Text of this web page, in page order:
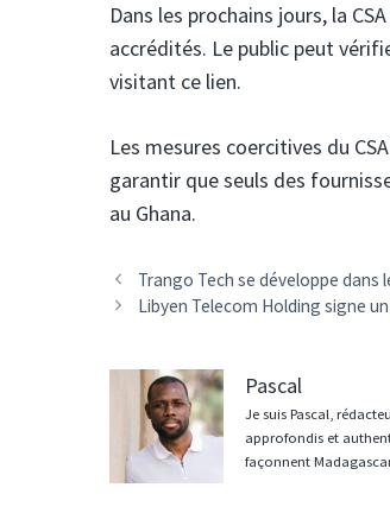
Dans les prochains jours, la
accrédités. Le public peut
visitant ce lien.
Les mesures coercitives du
garantir que seuls des
au Ghana.
Navigation
des
Trango Tech se développe
Libyen Telecom Holding signe
Pascal
Je suis Pascal,
approfondis et
façonnent